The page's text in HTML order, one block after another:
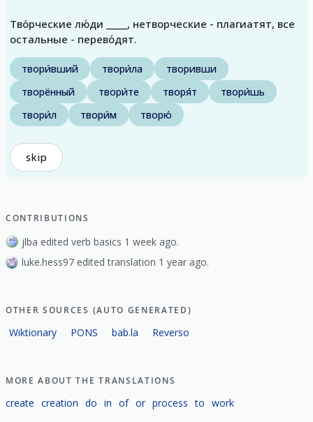
Тво́рческие лю́ди _____, нетворческие - плагиатят, все
остальные - перево́дят.
твори́вший твори́ла
творивши
творённый
твори́те творя́т
твори́шь
твори́л
твори́м творю́
skip
CONTRIBUTIONS
jlba edited verb basics 1 week ago.
luke.hess97 edited translation 1 year ago.
OTHER SOURCES (AUTO GENERATED)
Wiktionary PONS bab.la Reverso
MORE ABOUT THE TRANSLATIONS
create creation do in of or process to work